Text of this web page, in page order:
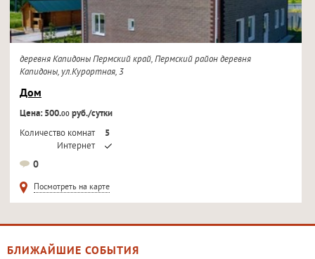
деревня Капидоны Пермский край, Пермский район деревня
Капидоны, ул.Курортная, 3
Дом
Цена: 500.00руб./сутки
Количество комнат
5
Интернет
0
Посмотреть на карте
БЛИЖАЙШИЕ СОБЫТИЯ